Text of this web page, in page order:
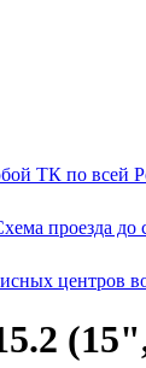
ТК по всей
проезда до
центров